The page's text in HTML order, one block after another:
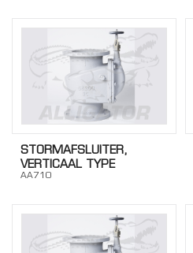
STORMAFSLUITER,
VERTICAAL TYPE
AA710